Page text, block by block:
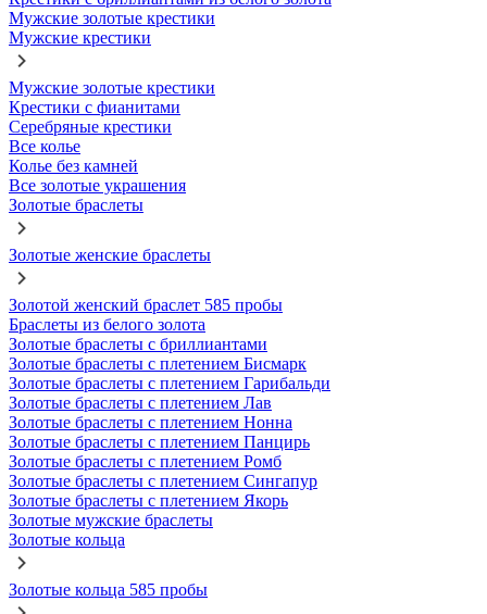
Мужские золотые крестики
Мужские крестики
Мужские золотые крестики
Крестики с фианитами
Серебряные крестики
Все колье
Колье без камней
Все золотые украшения
Золотые браслеты
Золотые женские браслеты
Золотой женский браслет 585 пробы
Браслеты из белого золота
Золотые браслеты с бриллиантами
Золотые браслеты с плетением Бисмарк
Золотые браслеты с плетением Гарибальди
Золотые браслеты с плетением Лав
Золотые браслеты с плетением Нонна
Золотые браслеты с плетением Панцирь
Золотые браслеты с плетением Ромб
Золотые браслеты с плетением Сингапур
Золотые браслеты с плетением Якорь
Золотые мужские браслеты
Золотые кольца
Золотые кольца 585 пробы